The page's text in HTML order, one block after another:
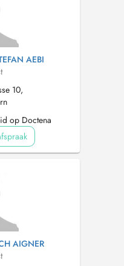
AEBI
10,
op Doctena
AIGNER